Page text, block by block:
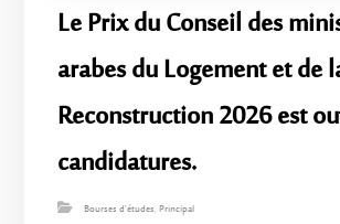
Le Prix du Conseil des
arabes du Logement et de
Reconstruction 2026 est
candidatures.
Bourses d'études,Principal